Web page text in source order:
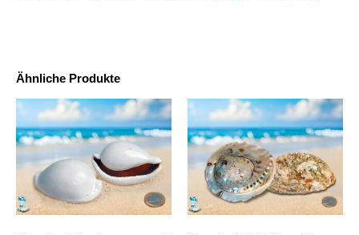
Ähnliche Produkte